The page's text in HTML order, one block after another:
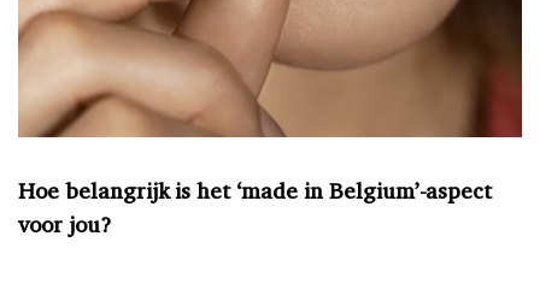
Hoe belangrijk is het ‘made in Belgium’-aspect
voor jou?